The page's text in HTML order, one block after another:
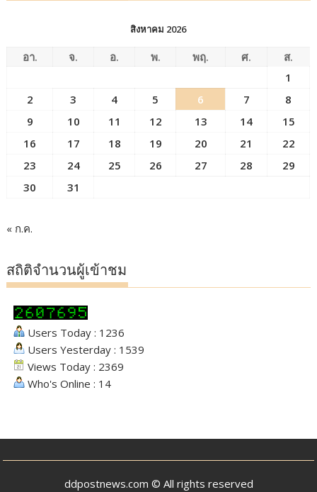
สิงหาคม 2026
อา. จ. อ. พ. พฤ. ศ.
ส.
1
2
3 4 5 6 7
8
9
10 11 12 13 14
15
16
17 18 19 20 21
22
23
24 25 26 27 28
29
30
31
« ก.ค.
สถิติจำนวนผู้เข้าชม
Users Today : 1236
Users Yesterday : 1539
Views Today : 2369
Who's Online : 14
ddpostnews.com © All rights reserved